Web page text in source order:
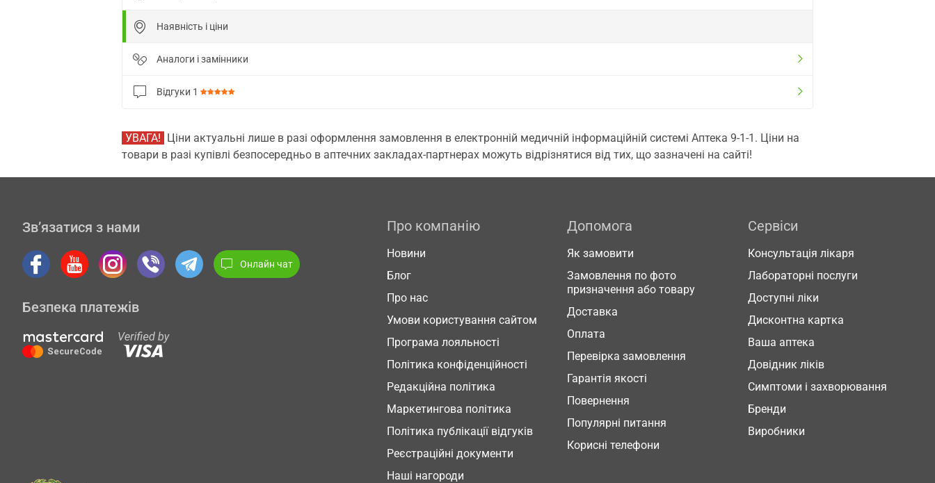
Наявність і ціни
Аналоги і замінники
Відгуки 1
УВАГА! Ціни актуальні лише в разі оформлення замовлення в електронній медичній інформаційній системі Аптека 9-1-1. Ціни на
товари в разі купівлі безпосередньо в аптечних закладах-партнерах можуть відрізнятися від тих, що зазначені на сайті!
Зв’язатися з нами
Онлайн чат
Безпека платежів
Про компанію
Новини
Блог
Про нас
Умови користування сайтом
Програма лояльності
Політика конфіденційності
Редакційна політика
Маркетингова політика
Політика публікації відгуків
Реєстраційні документи
Наші нагороди
Допомога
Як замовити
Замовлення по фото
призначення або товару
Доставка
Оплата
Перевірка замовлення
Гарантія якості
Повернення
Популярні питання
Корисні телефони
Сервіси
Консультація лікаря
Лабораторні послуги
Доступні ліки
Дисконтна картка
Ваша аптека
Довідник ліків
Симптоми і захворювання
Бренди
Виробники